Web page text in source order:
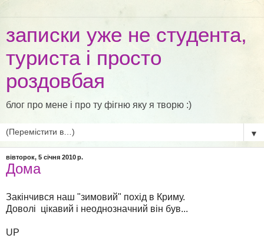
записки уже не студента,
туриста і просто
роздовбая
блог про мене і про ту фігню яку я творю :)
▼
вівторок, 5 січня 2010 р.
Дома
Закінчився наш "зимовий" похід в Криму.
Доволі цікавий і неоднозначний він був...
UP